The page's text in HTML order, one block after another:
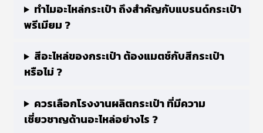
ทำไมอะไหล่กระเป๋า ถึงสำคัญกับแบรนด์กระเป๋า
พรีเมียม ?
สีอะไหล่ของกระเป๋า ต้องแมตช์กับสีกระเป๋า
หรือไม่ ?
ควรเลือกโรงงานผลิตกระเป๋า ที่มีความ
เชี่ยวชาญด้านอะไหล่อย่างไร ?